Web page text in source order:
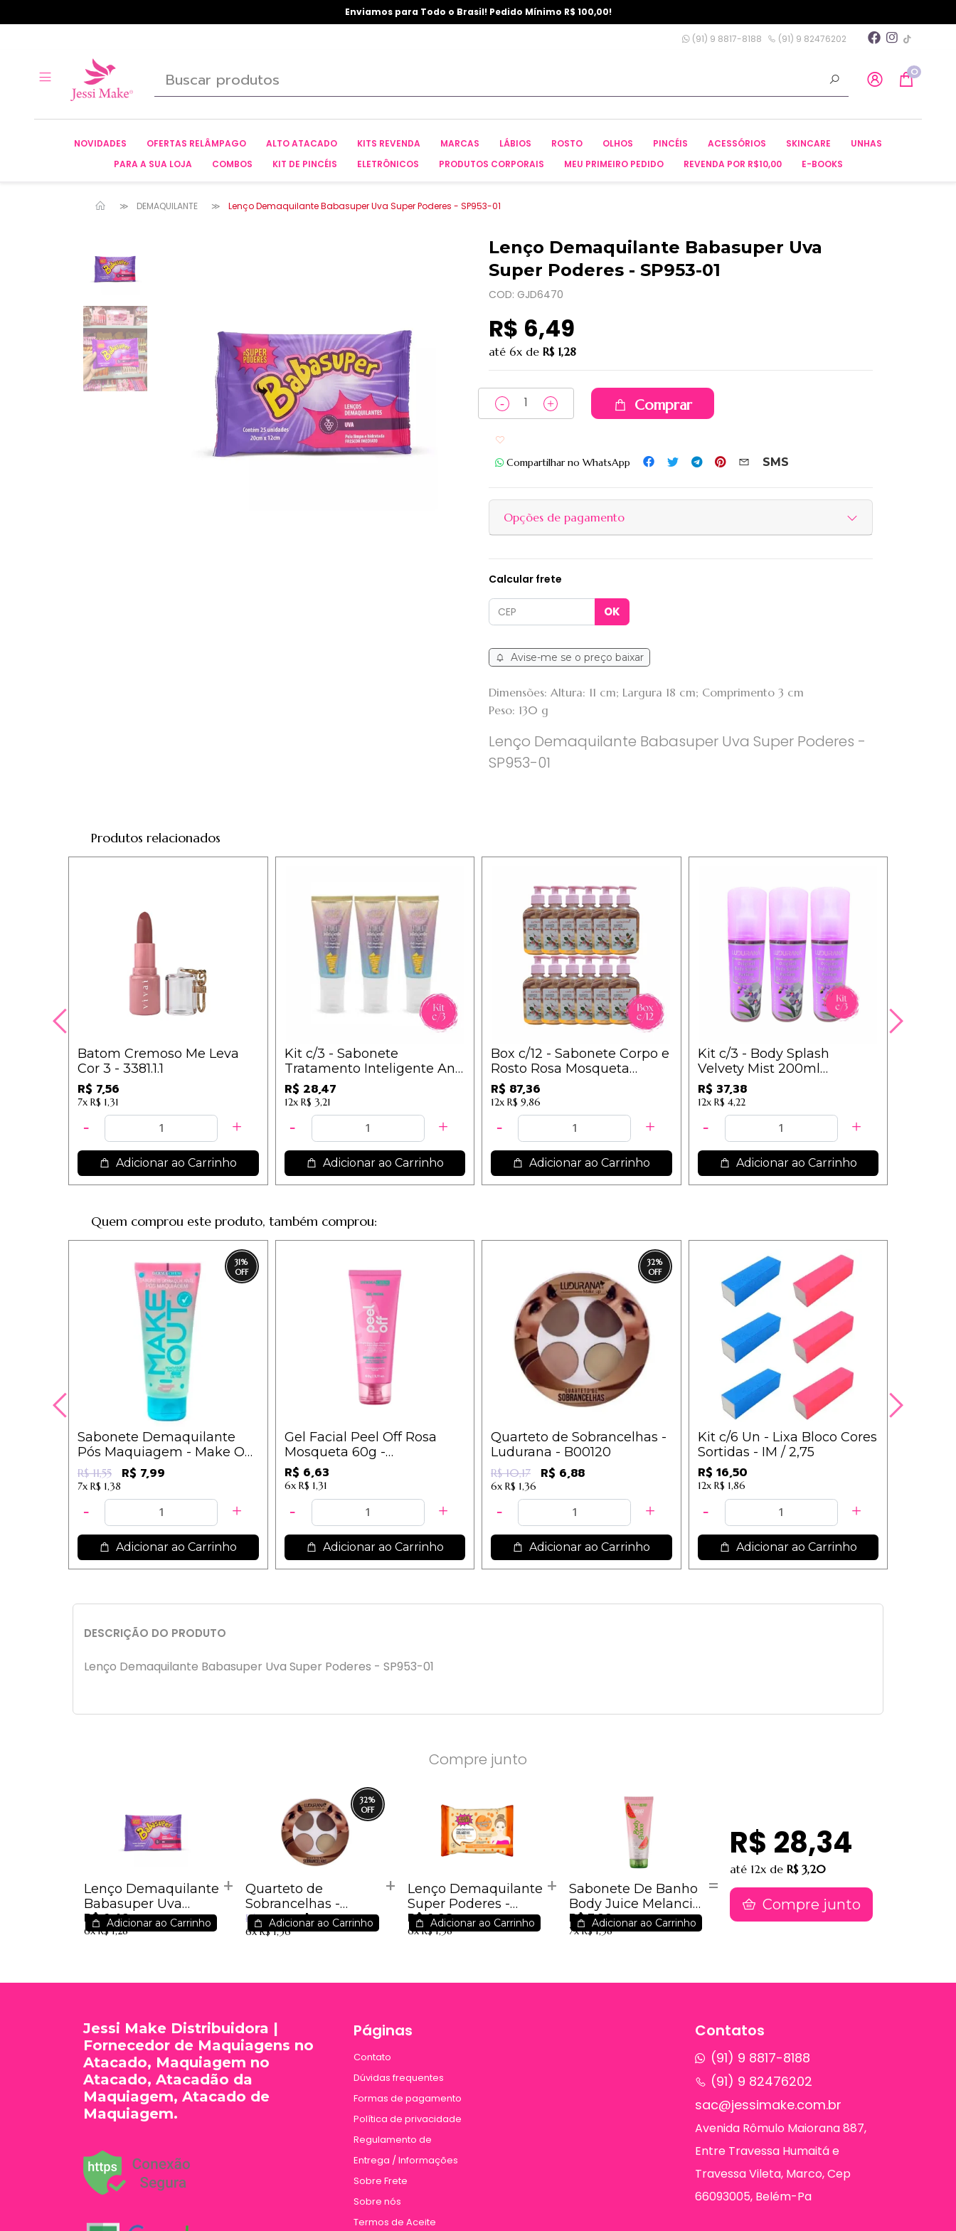
Enviamos para Todo o Brasil! Pedido Mínimo R$ 100,00!
(91) 9 8817-8188 (91) 9 82476202
0
NOVIDADES OFERTAS RELÂMPAGO ALTO ATACADO KITS REVENDA MARCAS LÁBIOS ROSTO OLHOS PINCÉIS ACESSÓRIOS SKINCARE
UNHAS
PARA A SUA LOJA
COMBOS KIT DE PINCÉIS ELETRÔNICOS PRODUTOS CORPORAIS MEU PRIMEIRO PEDIDO REVENDA POR R$10,00 E-BOOKS
DEMAQUILANTE Lenço Demaquilante Babasuper Uva Super Poderes - SP953-01
Lenço Demaquilante Babasuper Uva
Super Poderes - SP953-01
COD: GJD6470
R$ 6,49
até 6x de R$ 1,28
Comprar
Compartilhar no WhatsApp
SMS
Opções de pagamento
Calcular frete
Avise-me se o preço baixar
Dimensões: Altura: 11 cm; Largura 18 cm; Comprimento 3 cm
Peso: 130 g
Lenço Demaquilante Babasuper Uva Super Poderes -
SP953-01
Produtos relacionados
Batom Cremoso Me Leva
Cor 3 - 3381.1.1
R$ 7,56
7x R$ 1,31
Adicionar ao Carrinho
Kit c/3 - Sabonete
Tratamento Inteligente Anti
Manchas Niacinamida
Super Poderes
R$ 28,47
12x R$ 3,21
Adicionar ao Carrinho
Box c/12 - Sabonete Corpo e
Rosto Rosa Mosqueta
250ml Ludurana - B00408
R$ 87,36
12x R$ 9,86
Adicionar ao Carrinho
Kit c/3 - Body Splash
Velvety Mist 200ml
Ludurana - B00305
R$ 37,38
12x R$ 4,22
Adicionar ao Carrinho
Quem comprou este produto, também comprou:
31%
Sabonete Demaquilante
Pós Maquiagem - Make Out
- Dermachem
R$ 11,55 R$ 7,99
7x R$ 1,38
Adicionar ao Carrinho
Gel Facial Peel Off Rosa
Mosqueta 60g -
Dermachem
R$ 6,63
6x R$ 1,31
Adicionar ao Carrinho
32%
Quarteto de Sobrancelhas -
Ludurana - B00120
R$ 10,17 R$ 6,88
6x R$ 1,36
Adicionar ao Carrinho
Kit c/6 Un - Lixa Bloco Cores
Sortidas - IM / 2,75
R$ 16,50
12x R$ 1,86
Adicionar ao Carrinho
DESCRIÇÃO DO PRODUTO
Lenço Demaquilante Babasuper Uva Super Poderes - SP953-01
Compre junto
Lenço Demaquilante
Babasuper Uva
Super Poderes -
SP953-01
R$ 6,49
6xR$ 1,28
Adicionar ao Carrinho
32%
Quarteto de
Sobrancelhas -
Ludurana - B00120
R$ 10,17 R$ 6,88
6xR$ 1,36
Adicionar ao Carrinho
Lenço Demaquilante
Super Poderes -
LDSP01 - Colágeno
Pêssego
R$ 6,98
6xR$ 1,38
Adicionar ao Carrinho
Sabonete De Banho
Body Juice Melancia
100ml - Dermachem
R$ 7,99
7xR$ 1,38
Adicionar ao Carrinho
R$ 28,34
até 12x de R$ 3,20
Compre junto
Contatos
(91) 9 8817-8188
(91) 9 82476202
sac@jessimake.com.br
Avenida Rômulo Maiorana 887,
Entre Travessa Humaitá e
Travessa Vileta, Marco, Cep
66093005, Belém-Pa
Páginas
Contato
Dúvidas frequentes
Formas de pagamento
Política de privacidade
Regulamento de
Entrega / Informações
Sobre Frete
Sobre nós
Termos de Aceite
Jessi Make Distribuidora |
Fornecedor de Maquiagens no
Atacado, Maquiagem no
Atacado, Atacadão da
Maquiagem, Atacado de
Maquiagem.